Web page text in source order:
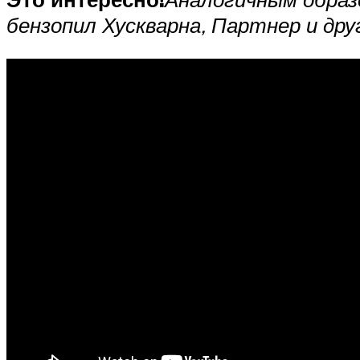
бензопил Хускварна, Партнер и